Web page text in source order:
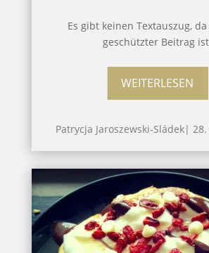
Es gibt keinen Textauszug,
geschützter Beitrag
WEITERLESEN
Patrycja Jaroszewski-Sládek|